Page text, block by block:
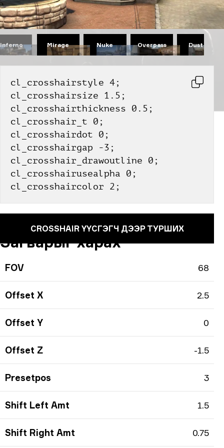
Inferno Mirage Nuke Overpass Dust II
cl_crosshairstyle 4;
cl_crosshairsize 1.5;
cl_crosshairthickness 0.5;
cl_crosshair_t 0;
cl_crosshairdot 0;
cl_crosshairgap -3;
cl_crosshair_drawoutline 0;
cl_crosshairusealpha 0;
cl_crosshaircolor 2;
CROSSHAIR ҮҮСГЭГЧ ДЭЭР ТУРШИХ
Загварыг харах
FOV 68
Offset X 2.5
Offset Y 0
Offset Z -1.5
Presetpos 3
Shift Left Amt 1.5
Shift Right Amt 0.75